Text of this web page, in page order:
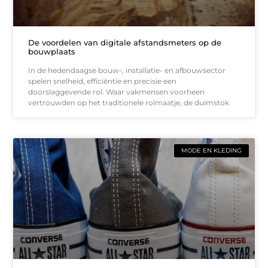
De voordelen van digitale afstandsmeters op de
bouwplaats
In de hedendaagse bouw-, installatie- en afbouwsector
spelen snelheid, efficiëntie en precisie een
doorslaggevende rol. Waar vakmensen voorheen
vertrouwden op het traditionele rolmaatje, de duimstok
MODE EN KLEDING